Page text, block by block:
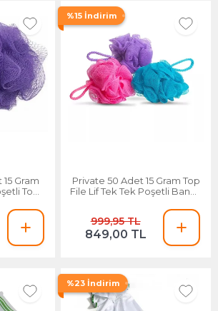
Gram
Top
%15 İndirim
Private 50 Adet 15 Gram Top
File Lif Tek Tek Poşetli Banyo
999,95 TL
849,00 TL
%23 İndirim